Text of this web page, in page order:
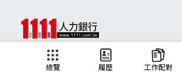
總覽 履歷 工作配對